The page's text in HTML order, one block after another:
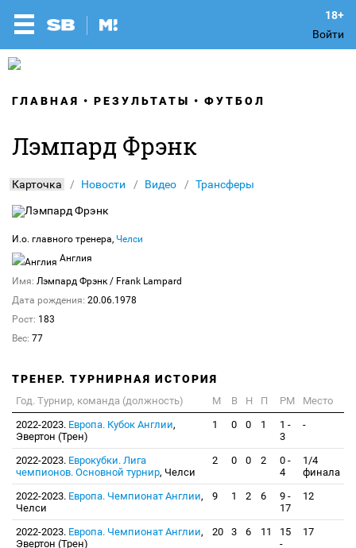
Войти
ГЛАВНАЯ РЕЗУЛЬТАТЫ ФУТБОЛ
Лэмпард Фрэнк
Карточка Новости Видео Трансферы
И.о. главного тренера, Челси
Англия
Имя: Лэмпард Фрэнк / Frank Lampard
Дата рождения: 20.06.1978
Рост: 183
Вес: 77
ТРЕНЕР. ТУРНИРНАЯ ИСТОРИЯ
Год. Турнир, команда (должность) М В Н П РМ
Место
2022-2023. Европа. Кубок Англии,
Эвертон (Трен)
1 0 0 1
1 -
3
-
2022-2023. Еврокубки. Лига
чемпионов. Основной турнир, Челси
2 0 0 2
0 -
4
1/4
финала
2022-2023. Европа. Чемпионат Англии,
Челси
9 1 2 6
9 -
17
12
2022-2023. Европа. Чемпионат Англии,
Эвертон (Трен)
20 3 6 11
15
-
17